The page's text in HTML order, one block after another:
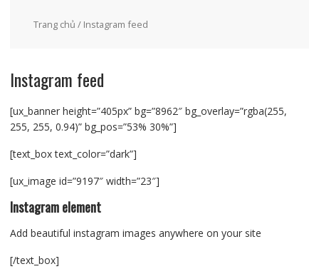
Trang chủ / Instagram feed
Instagram feed
[ux_banner height=”405px” bg=”8962″ bg_overlay=”rgba(255,
255, 255, 0.94)” bg_pos=”53% 30%”]
[text_box text_color=”dark”]
[ux_image id=”9197″ width=”23″]
Instagram element
Add beautiful instagram images anywhere on your site
[/text_box]